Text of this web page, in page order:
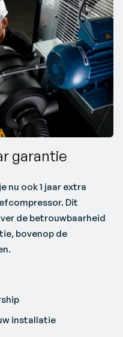
garantie
nu ook 1 jaar extra
Dit
de betrouwbaarheid
bovenop de
installatie